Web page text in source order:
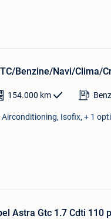
Benzine/Navi/Clima/
154.000 km
Airconditioning, Isofix, + 1
Astra Gtc 1.7 Cdti 110